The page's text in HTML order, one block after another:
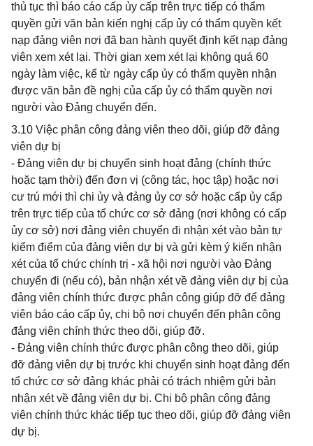
thủ tục thì báo cáo cấp ủy cấp trên trực tiếp có thẩm
quyền gửi văn bản kiến nghị cấp ủy có thẩm quyền kết
nạp đảng viên nơi đã ban hành quyết định kết nạp đảng
viên xem xét lại. Thời gian xem xét lại không quá 60
ngày làm việc, kể từ ngày cấp ủy có thẩm quyền nhận
được văn bản đề nghị của cấp ủy có thẩm quyền nơi
người vào Đảng chuyển đến.
3.10 Việc phân công đảng viên theo dõi, giúp đỡ đảng
viên dự bị
- Đảng viên dự bị chuyển sinh hoạt đảng (chính thức
hoặc tạm thời) đến đơn vị (công tác, học tập) hoặc nơi
cư trú mới thì chi ủy và đảng ủy cơ sở hoặc cấp ủy cấp
trên trực tiếp của tổ chức cơ sở đảng (nơi không có cấp
ủy cơ sở) nơi đảng viên chuyển đi nhận xét vào bản tự
kiểm điểm của đảng viên dự bị và gửi kèm ý kiến nhận
xét của tổ chức chính trị - xã hội nơi người vào Đảng
chuyển đi (nếu có), bản nhận xét về đảng viên dự bị của
đảng viên chính thức được phân công giúp đỡ để đảng
viên báo cáo cấp ủy, chi bộ nơi chuyển đến phân công
đảng viên chính thức theo dõi, giúp đỡ.
- Đảng viên chính thức được phân công theo dõi, giúp
đỡ đảng viên dự bị trước khi chuyển sinh hoạt đảng đến
tổ chức cơ sở đảng khác phải có trách nhiệm gửi bản
nhận xét về đảng viên dự bị. Chi bộ phân công đảng
viên chính thức khác tiếp tục theo dõi, giúp đỡ đảng viên
dự bị.